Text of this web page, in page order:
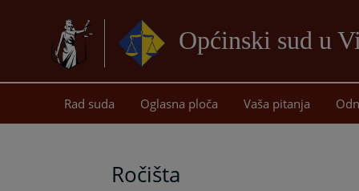
Općinski sud u
Rad suda Oglasna ploča Vaša pitanja
Ročišta